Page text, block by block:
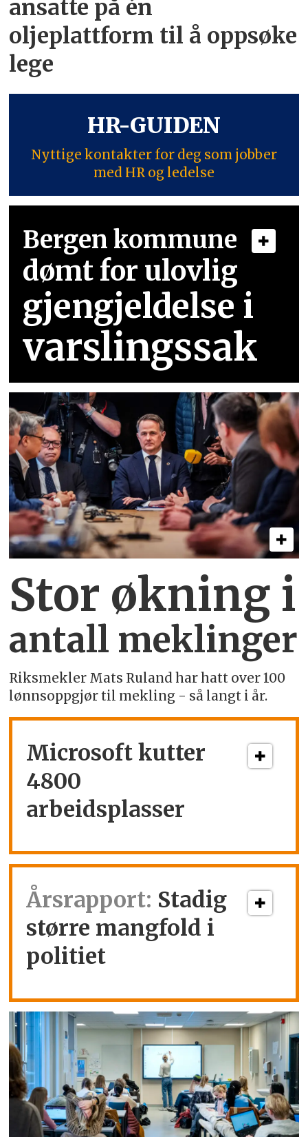
ansatte på én
oljeplattform til å oppsøke
lege
HR-GUIDEN
Nyttige kontakter for deg som jobber
med HR og ledelse
Bergen kommune
dømt for ulovlig
gjengjeldelse i
varslingssak
Stor økning i
antall meklinger
Riksmekler Mats Ruland har hatt over 100
lønnsoppgjør til mekling - så langt i år.
Microsoft kutter
4800
arbeidsplasser
Årsrapport: Stadig
større mangfold i
politiet